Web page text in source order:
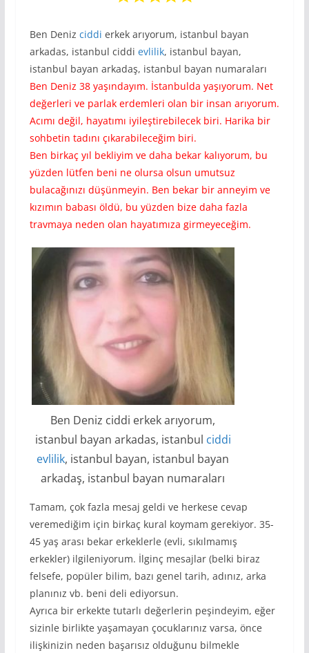
Ben Deniz ciddi erkek arıyorum, istanbul bayan
arkadas, istanbul ciddi evlilik, istanbul bayan,
istanbul bayan arkadaş, istanbul bayan numaraları
Ben Deniz 38 yaşındayım. İstanbulda yaşıyorum. Net
değerleri ve parlak erdemleri olan bir insan arıyorum.
Acımı değil, hayatımı iyileştirebilecek biri. Harika bir
sohbetin tadını çıkarabileceğim biri.
Ben birkaç yıl bekliyim ve daha bekar kalıyorum, bu
yüzden lütfen beni ne olursa olsun umutsuz
bulacağınızı düşünmeyin. Ben bekar bir anneyim ve
kızımın babası öldü, bu yüzden bize daha fazla
travmaya neden olan hayatımıza girmeyeceğim.
Ben Deniz ciddi erkek arıyorum,
istanbul bayan arkadas, istanbul ciddi
evlilik, istanbul bayan, istanbul bayan
arkadaş, istanbul bayan numaraları
Tamam, çok fazla mesaj geldi ve herkese cevap
veremediğim için birkaç kural koymam gerekiyor. 35-
45 yaş arası bekar erkeklerle (evli, sıkılmamış
erkekler) ilgileniyorum. İlginç mesajlar (belki biraz
felsefe, popüler bilim, bazı genel tarih, adınız, arka
planınız vb. beni deli ediyorsun.
Ayrıca bir erkekte tutarlı değerlerin peşindeyim, eğer
sizinle birlikte yaşamayan çocuklarınız varsa, önce
ilişkinizin neden başarısız olduğunu bilmekle